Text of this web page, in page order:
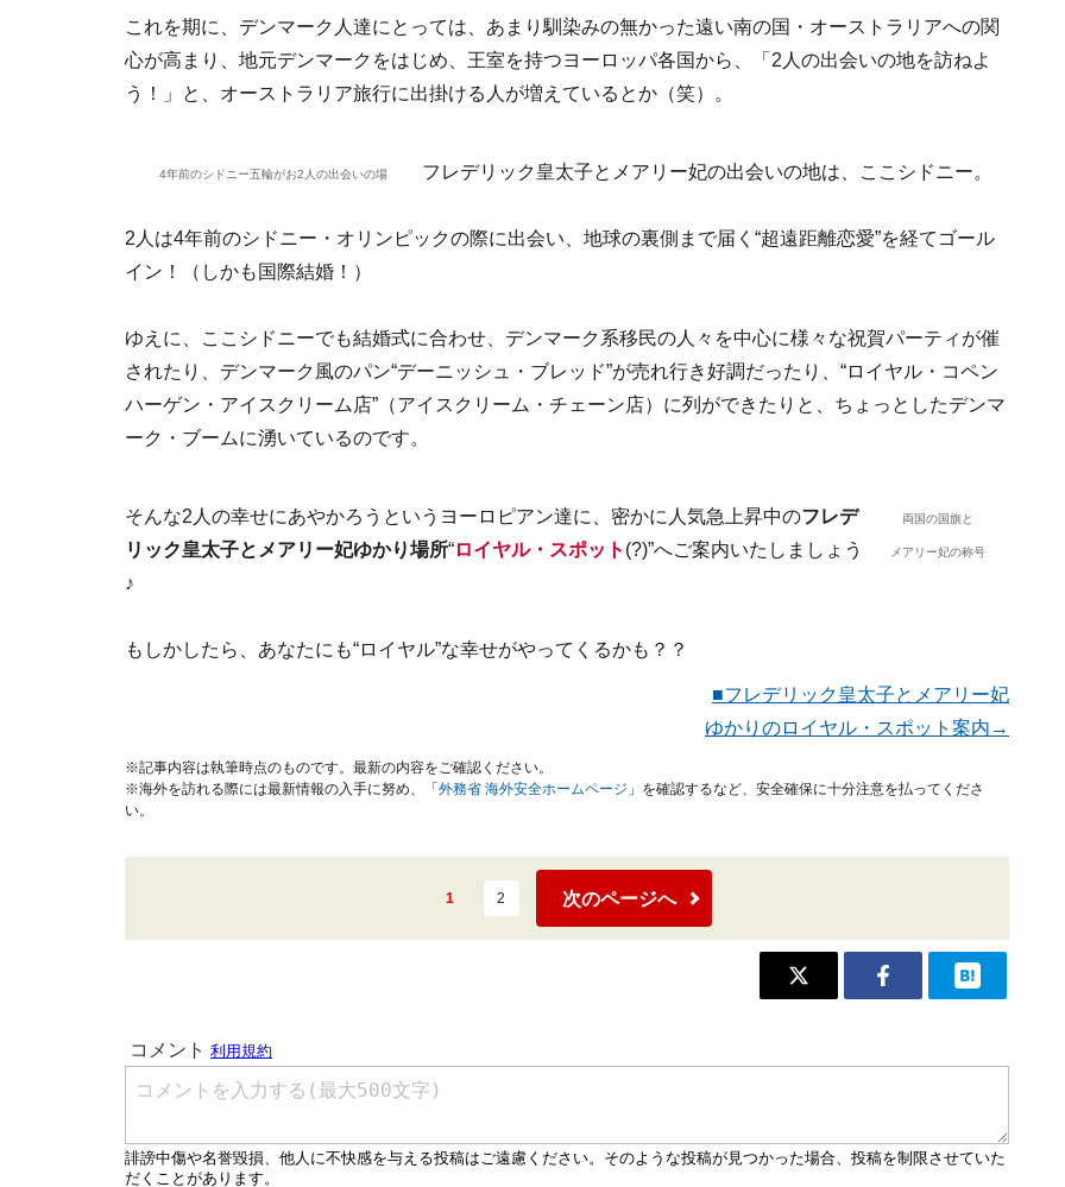
これを期に、デンマーク人達にとっては、あまり馴染みの無かった遠い南の国・オーストラリアへの関
心が高まり、地元デンマークをはじめ、王室を持つヨーロッパ各国から、「2人の出会いの地を訪ねよ
う！」と、オーストラリア旅行に出掛ける人が増えているとか（笑）。
4年前のシドニー五輪がお2人の出会いの場 フレデリック皇太子とメアリー妃の出会いの地は、ここシドニー。
2人は4年前のシドニー・オリンピックの際に出会い、地球の裏側まで届く“超遠距離恋愛”を経てゴール
イン！（しかも国際結婚！）
ゆえに、ここシドニーでも結婚式に合わせ、デンマーク系移民の人々を中心に様々な祝賀パーティが催
されたり、デンマーク風のパン“デーニッシュ・ブレッド”が売れ行き好調だったり、“ロイヤル・コペン
ハーゲン・アイスクリーム店”（アイスクリーム・チェーン店）に列ができたりと、ちょっとしたデンマ
ーク・ブームに湧いているのです。
両国の国旗と
メアリー妃の称号
そんな2人の幸せにあやかろうというヨーロピアン達に、密かに人気急上昇中のフレデ
リック皇太子とメアリー妃ゆかり場所“ロイヤル・スポット (?)”へご案内いたしましょう
♪
もしかしたら、あなたにも“ロイヤル”な幸せがやってくるかも？？
■フレデリック皇太子とメアリー妃
ゆかりのロイヤル・スポット案内→
※記事内容は執筆時点のものです。最新の内容をご確認ください。
※海外を訪れる際には最新情報の入手に努め、「 外務省 海外安全ホームページ 」を確認するなど、安全確保に十分注意を払ってくださ
い。
1 2 次のページへ